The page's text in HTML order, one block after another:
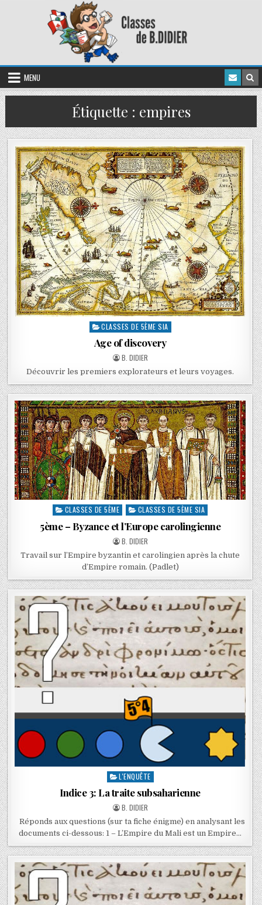
MENU
Étiquette : empires
CLASSES DE 5ÈME SIA
Age of discovery
B. DIDIER
Découvrir les premiers explorateurs et leurs voyages.
CLASSES DE 5ÈME CLASSES DE 5ÈME SIA
5ème – Byzance et l’Europe carolingienne
B. DIDIER
Travail sur l’Empire byzantin et carolingien après la chute
d’Empire romain. (Padlet)
L'ENQUÊTE
Indice 3: La traite subsaharienne
B. DIDIER
Réponds aux questions (sur ta fiche énigme) en analysant les
documents ci-dessous: 1 – L’Empire du Mali est un Empire…